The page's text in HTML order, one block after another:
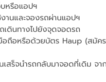
หรือแอปฯ
านและจองรถผ่านแอปฯ​
เดินทางไปยังจุดจอดรถ
ถือหรือด้วยบัตร Haup (สมัค
นเสร็จนำรถกลับมาจอดที่เดิม